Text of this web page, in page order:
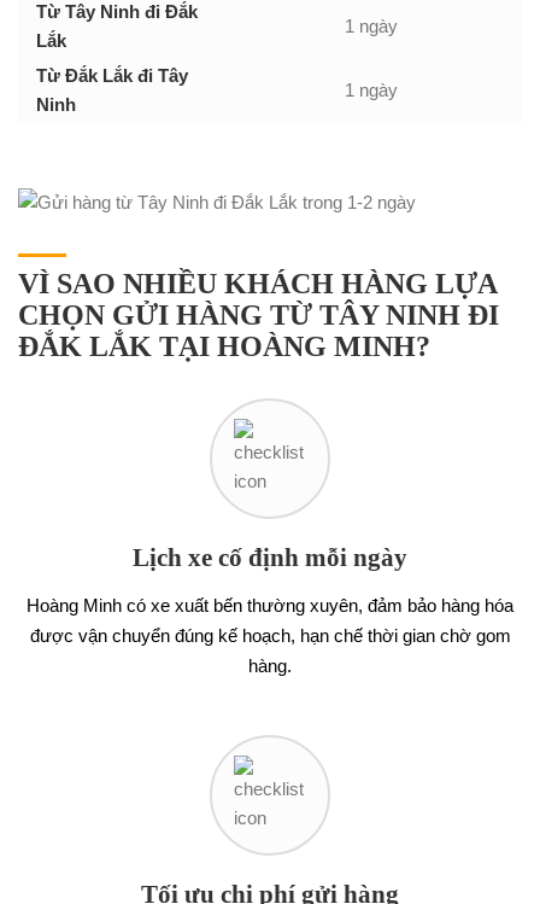
Từ Tây Ninh đi Đắk
Lắk
1 ngày
Từ Đắk Lắk đi Tây
Ninh
1 ngày
VÌ SAO NHIỀU KHÁCH HÀNG LỰA
CHỌN GỬI HÀNG TỪ TÂY NINH ĐI
ĐẮK LẮK TẠI HOÀNG MINH?
Lịch xe cố định mỗi ngày
Hoàng Minh có xe xuất bến thường xuyên, đảm bảo hàng hóa
được vận chuyển đúng kế hoạch, hạn chế thời gian chờ gom
hàng.
Tối ưu chi phí gửi hàng